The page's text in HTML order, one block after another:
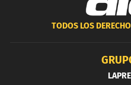
TODOS LOS